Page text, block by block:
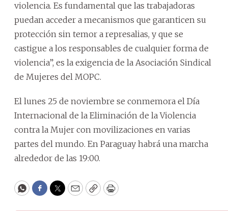
violencia. Es fundamental que las trabajadoras
puedan acceder a mecanismos que garanticen su
protección sin temor a represalias, y que se
castigue a los responsables de cualquier forma de
violencia”, es la exigencia de la Asociación Sindical
de Mujeres del MOPC.
El lunes 25 de noviembre se conmemora el Día
Internacional de la Eliminación de la Violencia
contra la Mujer con movilizaciones en varias
partes del mundo. En Paraguay habrá una marcha
alrededor de las 19:00.
WhatsApp
Facebook
Twitter
EmailCopyPrint